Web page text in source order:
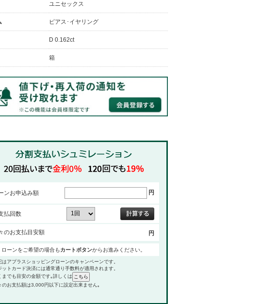
ユニセックス
ピアス･イヤリング
D 0.162ct
箱
ンお申込み額 円
払回数
のお支払目安額 円
ローンをご希望の場合もカートボタンからお進みください。
アプラスショッピングローンのキャンペーンです。
ットカード決済には通常通り手数料が適用されます。
でも目安の金額です｡詳しくは
お支払額は3,000円以下に設定出来ません｡